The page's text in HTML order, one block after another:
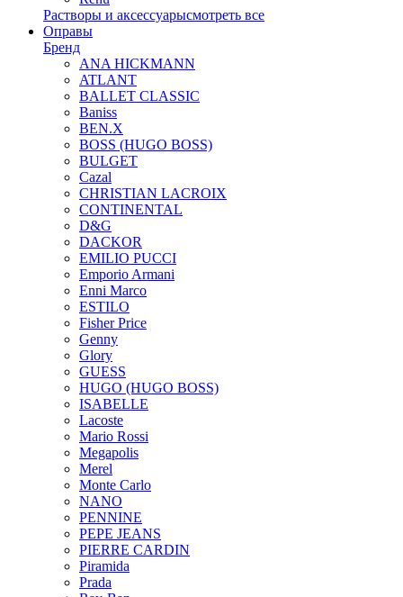
Растворы и аксессуарысмотреть все
Оправы
Бренд
ANA HICKMANN
ATLANT
BALLET CLASSIC
Baniss
BEN.X
BOSS (HUGO BOSS)
BULGET
Cazal
CHRISTIAN LACROIX
CONTINENTAL
D&G
DACKOR
EMILIO PUCCI
Emporio Armani
Enni Marco
ESTILO
Fisher Price
Genny
Glory
GUESS
HUGO (HUGO BOSS)
ISABELLE
Lacoste
Mario Rossi
Megapolis
Merel
Monte Carlo
NANO
PENNINE
PEPE JEANS
PIERRE CARDIN
Piramida
Prada